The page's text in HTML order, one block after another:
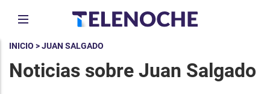
INICIO > JUAN SALGADO
Noticias sobre Juan Salgado